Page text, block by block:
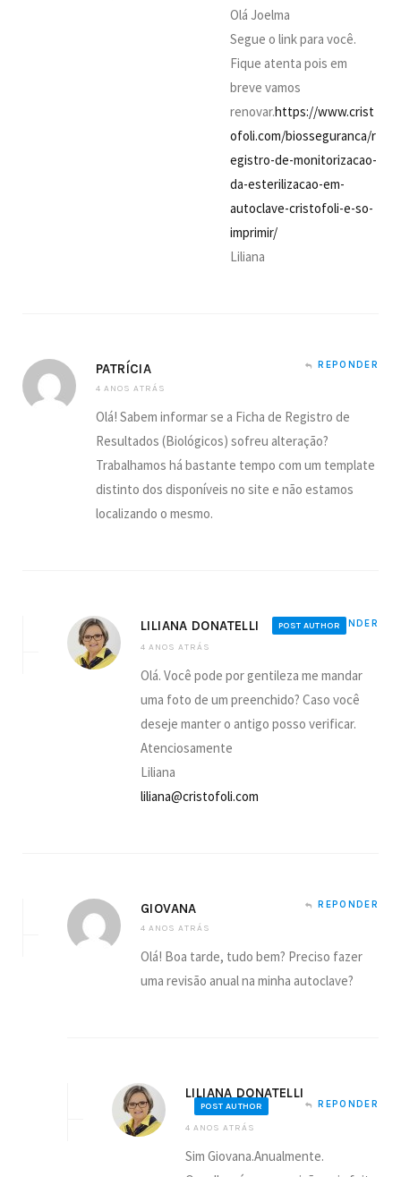
Olá Joelma
Segue o link para você.
Fique atenta pois em
breve vamos
renovar.https://www.crist
ofoli.com/biosseguranca/r
egistro-de-monitorizacao-
da-esterilizacao-em-
autoclave-cristofoli-e-so-
imprimir/
Liliana
PATRÍCIA
4 ANOS ATRÁS
REPONDER
Olá! Sabem informar se a Ficha de Registro de
Resultados (Biológicos) sofreu alteração?
Trabalhamos há bastante tempo com um template
distinto dos disponíveis no site e não estamos
localizando o mesmo.
LILIANA DONATELLI
POST AUTHOR
4 ANOS ATRÁS
REPONDER
Olá. Você pode por gentileza me mandar
uma foto de um preenchido? Caso você
deseje manter o antigo posso verificar.
Atenciosamente
Liliana
liliana@cristofoli.com
GIOVANA
4 ANOS ATRÁS
REPONDER
Olá! Boa tarde, tudo bem? Preciso fazer
uma revisão anual na minha autoclave?
LILIANA DONATELLI
POST AUTHOR
4 ANOS ATRÁS
REPONDER
Sim Giovana.Anualmente.